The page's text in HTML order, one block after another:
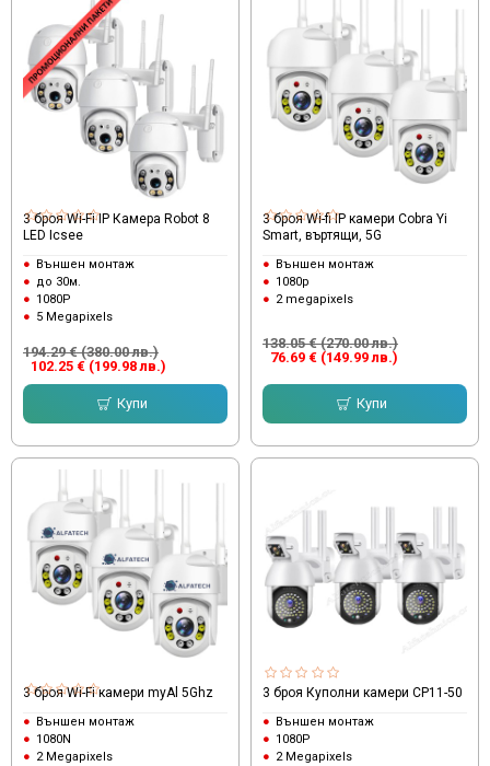
3 броя Wi-Fi IP Камера Robot 8
LED Icsee
Външен монтаж
до 30м.
1080P
5 Megapixels
102.25 € (199.98 лв.)
194.29 € (380.00 лв.)
Купи
3 броя Wi-fi IP камери Cobra Yi
Smart, въртящи, 5G
Външен монтаж
1080p
2 megapixels
76.69 € (149.99 лв.)
138.05 € (270.00 лв.)
Купи
3 броя Wi-Fi камери myAl 5Ghz
Външен монтаж
1080N
2 Megapixels
3 броя Куполни камери CP11-50
Външен монтаж
1080P
2 Megapixels